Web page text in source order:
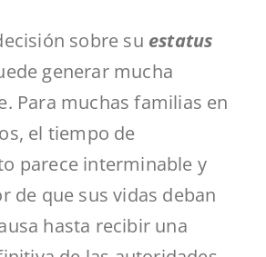
sobre su estatus
generar mucha
Para muchas familias en
el tiempo de
parece interminable y
de que sus vidas deban
hasta recibir una